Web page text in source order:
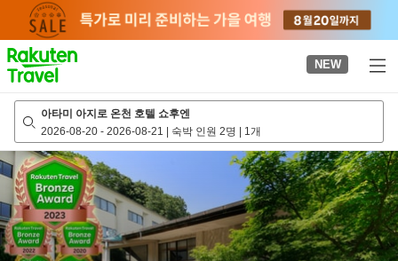
page
NEW
아타미 아지로 온천 호텔 쇼후엔
2026-08-20 - 2026-08-21 | 숙박 인원 2명 | 1개